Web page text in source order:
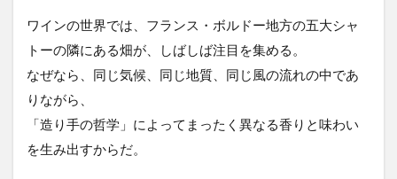
ワインの世界では、フランス・ボルドー地方の五大シャ
トーの隣にある畑が、しばしば注目を集める。
なぜなら、同じ気候、同じ地質、同じ風の流れの中であ
りながら、
「造り手の哲学」によってまったく異なる香りと味わい
を生み出すからだ。